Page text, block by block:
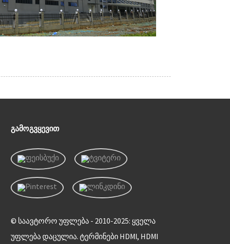
ᲒᲐᲛᲝᲒᲕᲧᲔᲕᲘᲗ
© საავტორო უფლება - 2010-2025: ყველა
უფლება დაცულია. ტერმინები HDMI, HDMI